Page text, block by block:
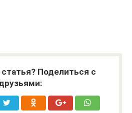
Поделиться с